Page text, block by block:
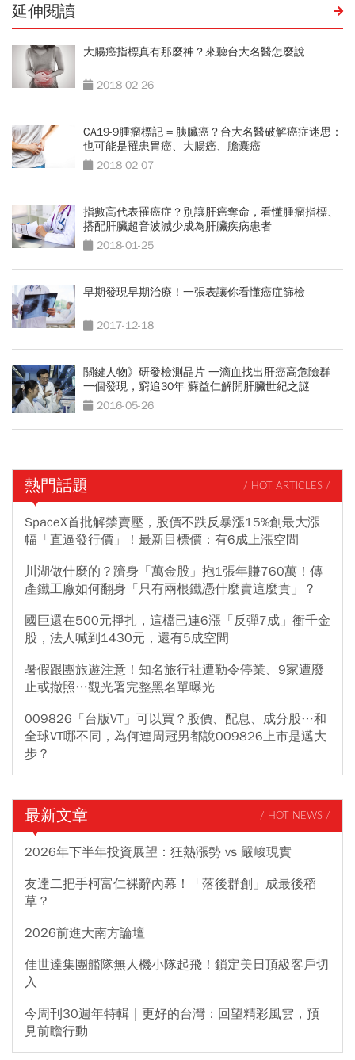
延伸閱讀
大腸癌指標真有那麼神？來聽台大名醫怎麼說
2018-02-26
CA19-9腫瘤標記 = 胰臟癌？台大名醫破解癌症迷思：
也可能是罹患胃癌、大腸癌、膽囊癌
2018-02-07
指數高代表罹癌症？別讓肝癌奪命，看懂腫瘤指標、
搭配肝臟超音波減少成為肝臟疾病患者
2018-01-25
早期發現早期治療！一張表讓你看懂癌症篩檢
2017-12-18
關鍵人物》研發檢測晶片 一滴血找出肝癌高危險群
一個發現，窮追30年 蘇益仁解開肝臟世紀之謎
2016-05-26
熱門話題 / HOT ARTICLES /
SpaceX首批解禁賣壓，股價不跌反暴漲15%創最大漲
幅「直逼發行價」！最新目標價：有6成上漲空間
川湖做什麼的？躋身「萬金股」抱1張年賺760萬！傳
產鐵工廠如何翻身「只有兩根鐵憑什麼賣這麼貴」？
國巨還在500元掙扎，這檔已連6漲「反彈7成」衝千金
股，法人喊到1430元，還有5成空間
暑假跟團旅遊注意！知名旅行社遭勒令停業、9家遭廢
止或撤照…觀光署完整黑名單曝光
009826「台版VT」可以買？股價、配息、成分股…和
全球VT哪不同，為何連周冠男都說009826上市是邁大
步？
最新文章 / HOT NEWS /
2026年下半年投資展望：狂熱漲勢 vs 嚴峻現實
友達二把手柯富仁裸辭內幕！「落後群創」成最後稻
草？
2026前進大南方論壇
佳世達集團艦隊無人機小隊起飛！鎖定美日頂級客戶切
入
今周刊30週年特輯｜更好的台灣：回望精彩風雲，預
見前瞻行動